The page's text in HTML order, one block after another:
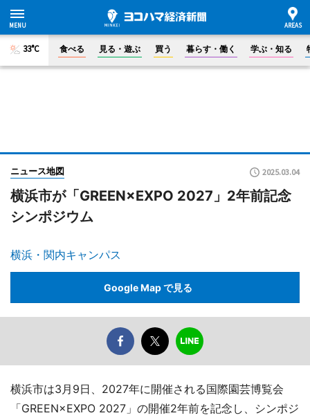
33°C 食べる 見る・遊ぶ 買う 暮らす・働く 学ぶ・知る
ニュース地図 2025.03.04
横浜市が「GREEN×EXPO 2027」2年前記念
シンポジウム
横浜・関内キャンパス
Google Map で見る
横浜市は3月9日、2027年に開催される国際園芸博覧会
「GREEN×EXPO 2027」の開催2年前を記念し、シンポジ